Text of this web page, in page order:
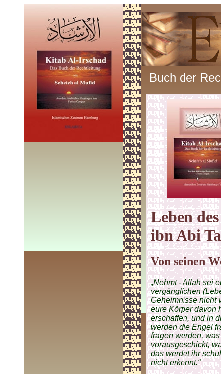
Buch der
Leben
ibn Abi
Von seinen
„Nehmt - Allah sei
vergänglichen
Geheimnisse nicht
eure Körper davon
erschaffen, und in
werden die Engel
fragen werden,
vorausgeschickt,
das werdet ihr
nicht erkennt.“